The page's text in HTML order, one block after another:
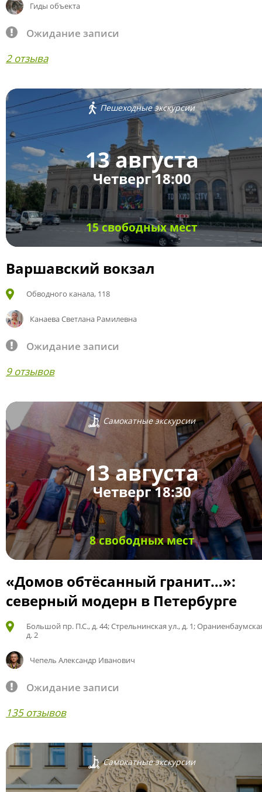
Гиды объекта
Ожидание записи
2 отзыва
Пешеходные экскурсии
13 августа
Четверг 18:00
15 свободных мест
Варшавский вокзал
Обводного канала, 118
Канаева Светлана Рамилевна
Ожидание записи
9 отзывов
Самокатные экскурсии
13 августа
Четверг 18:30
8 свободных мест
«Домов обтёсанный гранит…»:
северный модерн в Петербурге
Большой пр. П.С., д. 44; Стрельнинская ул., д. 1;
д. 2
Чепель Александр Иванович
Ожидание записи
135 отзывов
Самокатные экскурсии